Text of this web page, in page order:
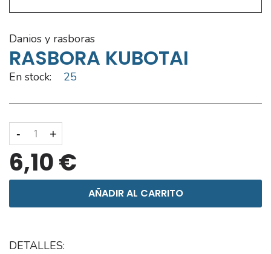
danios y rasboras
RASBORA KUBOTAI
En stock: 25
- +
6,10 €
AÑADIR AL CARRITO
DETALLES: